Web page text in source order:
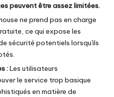
peuvent être assez limitées.
ne prend pas en charge
ce qui expose les
sécurité potentiels lorsqu'ils
:Les utilisateurs
le service trop basique
en matière de